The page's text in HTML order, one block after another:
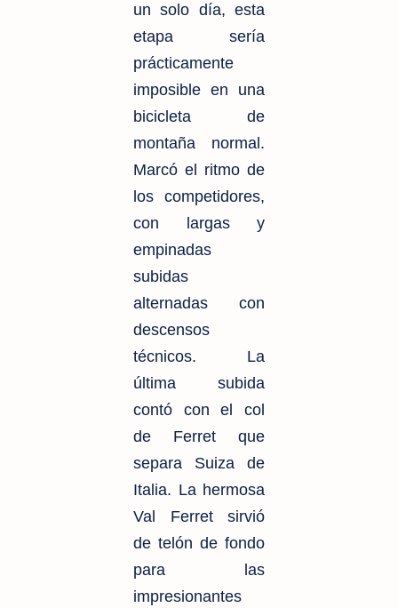
un solo día, esta
etapa sería
prácticamente
imposible en una
bicicleta de
montaña normal.
Marcó el ritmo de
los competidores,
con largas y
empinadas
subidas
alternadas con
descensos
técnicos. La
última subida
contó con el col
de Ferret que
separa Suiza de
Italia. La hermosa
Val Ferret sirvió
de telón de fondo
para las
impresionantes